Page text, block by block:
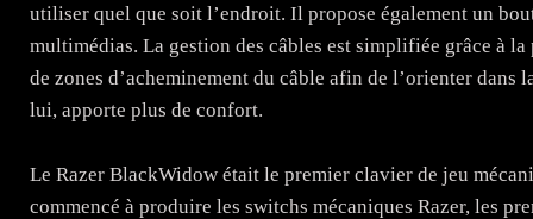
utiliser quel que soit l’endroit. Il propose également un
multimédias. La gestion des câbles est simplifiée grâce à
de zones d’acheminement du câble afin de l’orienter
lui, apporte plus de confort.
Le Razer BlackWidow était le premier clavier de jeu
commencé à produire les switchs mécaniques Razer, les